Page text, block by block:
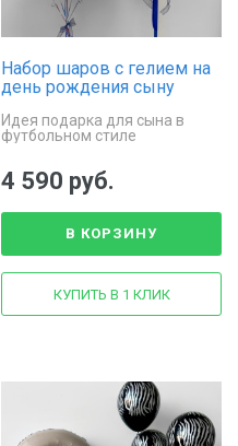
Набор шаров с гелием на
день рождения сыну
Идея подарка для сына в
футбольном стиле
4 590 руб.
В КОРЗИНУ
КУПИТЬ В 1 КЛИК